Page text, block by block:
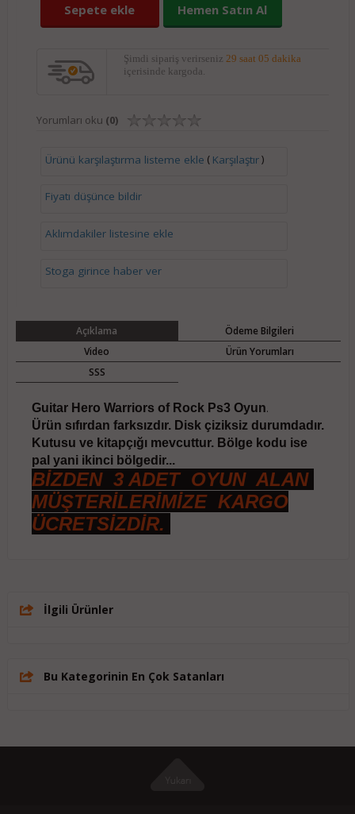
Sepete ekle Hemen Satın Al
Şimdi sipariş verirseniz 29 saat 05 dakika
içerisinde kargoda.
Yorumları oku (0)
Ürünü karşılaştırma listeme ekle ( Karşılaştır)
Fiyatı düşünce bildir
Aklımdakiler listesine ekle
Stoga girince haber ver
Açıklama
Ödeme Bilgileri
Video
Ürün Yorumları
SSS
Guitar Hero Warriors of Rock Ps3 Oyun.
Ürün sıfırdan farksızdır. Disk çiziksiz durumdadır.
Kutusu ve kitapçığı mevcuttur. Bölge kodu ise
pal yani ikinci bölgedir...
BİZDEN 3 ADET OYUN ALAN
MÜŞTERİLERİMİZE KARGO
ÜCRETSİZDİR.
İlgili Ürünler
Bu Kategorinin En Çok Satanları